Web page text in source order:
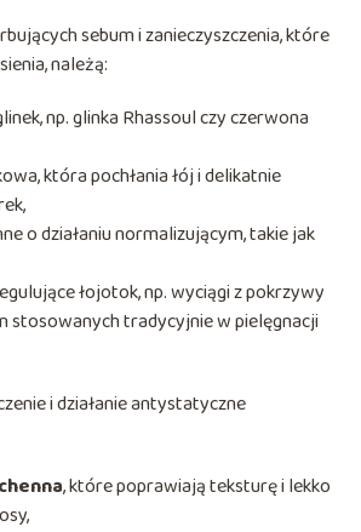
sebum i zanieczyszczenia, które
należą:
np. glinka Rhassoul czy czerwona
która pochłania łój i delikatnie
o działaniu normalizującym, takie jak
łojotok, np. wyciągi z pokrzywy
stosowanych tradycyjnie w pielęgnacji
i działanie antystatyczne
, które poprawiają teksturę i lekko